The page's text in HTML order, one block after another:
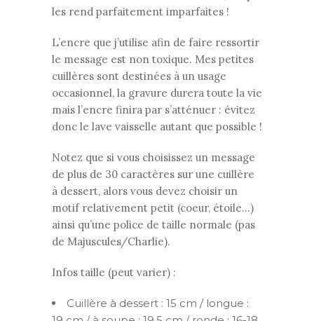
les rend parfaitement imparfaites !
L’encre que j’utilise afin de faire ressortir
le message est non toxique. Mes petites
cuillères sont destinées à un usage
occasionnel, la gravure durera toute la vie
mais l’encre finira par s’atténuer : évitez
donc le lave vaisselle autant que possible !
Notez que si vous choisissez un message
de plus de 30 caractères sur une cuillère
à dessert, alors vous devez choisir un
motif relativement petit (coeur, étoile…)
ainsi qu’une police de taille normale (pas
de Majuscules/Charlie).
Infos taille (peut varier) :
Cuillère à dessert : 15 cm / longue :